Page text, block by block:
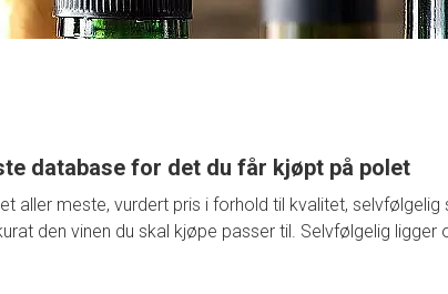
database for det du får kjøpt på polet
aller meste, vurdert pris i forhold til kvalitet,
den vinen du skal kjøpe passer til. Selvfølgelig ligger